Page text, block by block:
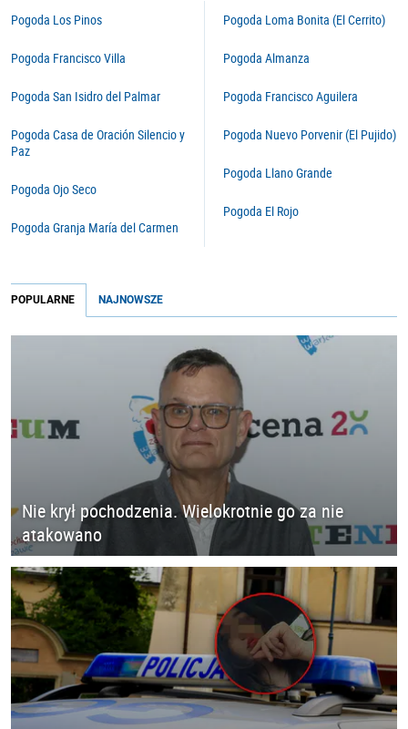
Pogoda Los Pinos
Pogoda Francisco Villa
Pogoda San Isidro del Palmar
Pogoda Casa de Oración Silencio y
Paz
Pogoda Ojo Seco
Pogoda Granja María del Carmen
Pogoda Loma Bonita (El Cerrito)
Pogoda Almanza
Pogoda Francisco Aguilera
Pogoda Nuevo Porvenir (El Pujido)
Pogoda Llano Grande
Pogoda El Rojo
POPULARNE NAJNOWSZE
Nie krył pochodzenia. Wielokrotnie go za nie
atakowano